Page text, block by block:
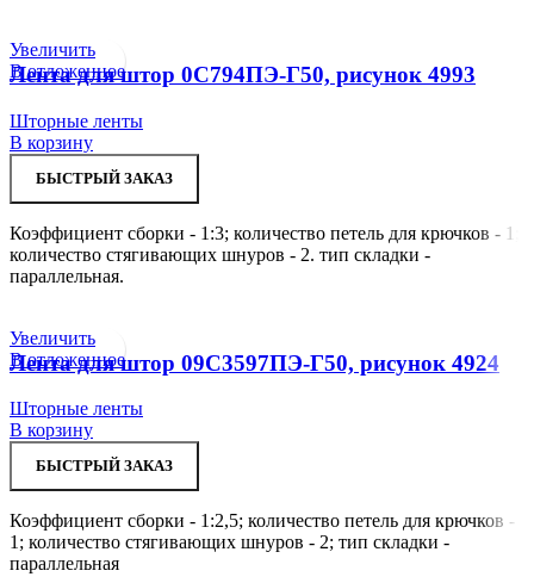
Увеличить
В отложенное
Лента для штор 0С794ПЭ-Г50, рисунок 4993
Шторные ленты
В корзину
БЫСТРЫЙ ЗАКАЗ
Коэффициент сборки - 1:3; количество петель для крючков - 1;
количество стягивающих шнуров - 2. тип складки -
параллельная.
Увеличить
В отложенное
Лента для штор 09С3597ПЭ-Г50, рисунок 4924
Шторные ленты
В корзину
БЫСТРЫЙ ЗАКАЗ
Коэффициент сборки - 1:2,5; количество петель для крючков -
1; количество стягивающих шнуров - 2; тип складки -
параллельная